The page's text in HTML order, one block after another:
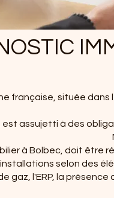
française, située
assujetti à des
à Bolbec, doit être
selon des
gaz, l'ERP, la